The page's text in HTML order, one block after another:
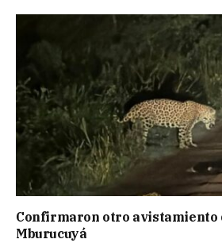
Confirmaron otro avistamiento
Mburucuyá